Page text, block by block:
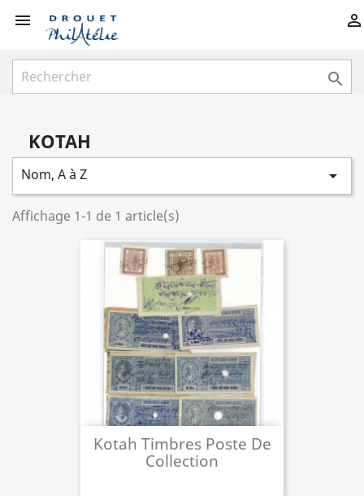
 

KOTAH
Nom, A à Z 
Affichage 1-1 de 1 article(s)
Kotah Timbres Poste De
Collection